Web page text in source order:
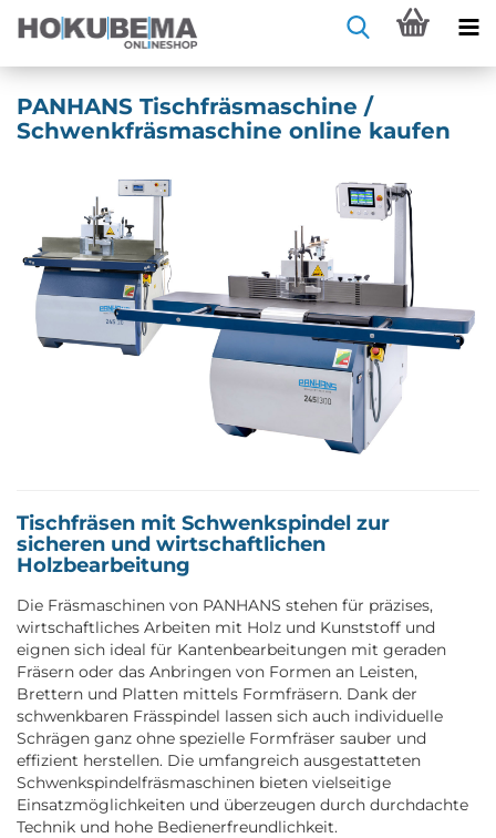
PANHANS Tischfräsmaschine /
Schwenkfräsmaschine online kaufen
Tischfräsen mit Schwenkspindel zur
sicheren und wirtschaftlichen
Holzbearbeitung
Die Fräsmaschinen von PANHANS stehen für präzises,
wirtschaftliches Arbeiten mit Holz und Kunststoff und
eignen sich ideal für Kantenbearbeitungen mit geraden
Fräsern oder das Anbringen von Formen an Leisten,
Brettern und Platten mittels Formfräsern. Dank der
schwenkbaren Frässpindel lassen sich auch individuelle
Schrägen ganz ohne spezielle Formfräser sauber und
effizient herstellen. Die umfangreich ausgestatteten
Schwenkspindelfräsmaschinen bieten vielseitige
Einsatzmöglichkeiten und überzeugen durch durchdachte
Technik und hohe Bedienerfreundlichkeit.